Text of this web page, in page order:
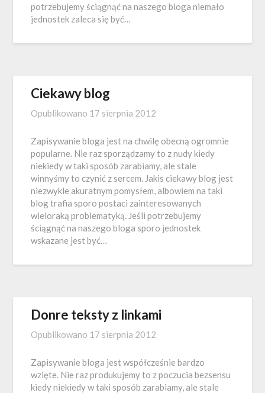
potrzebujemy ściągnąć na naszego bloga niemało
jednostek zaleca się być…
Ciekawy blog
Opublikowano 17 sierpnia 2012
Zapisywanie bloga jest na chwilę obecną ogromnie
popularne. Nie raz sporządzamy to z nudy kiedy
niekiedy w taki sposób zarabiamy, ale stale
winnyśmy to czynić z sercem. Jakis ciekawy blog jest
niezwykle akuratnym pomysłem, albowiem na taki
blog trafia sporo postaci zainteresowanych
wieloraką problematyką. Jeśli potrzebujemy
ściągnąć na naszego bloga sporo jednostek
wskazane jest być…
Donre teksty z linkami
Opublikowano 17 sierpnia 2012
Zapisywanie bloga jest współcześnie bardzo
wzięte. Nie raz produkujemy to z poczucia bezsensu
kiedy niekiedy w taki sposób zarabiamy, ale stale